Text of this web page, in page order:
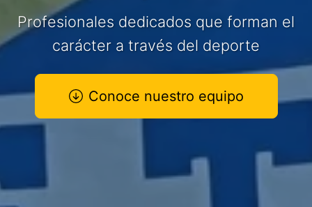
Profesionales dedicados que forman el
carácter a través del deporte
Conoce nuestro equipo